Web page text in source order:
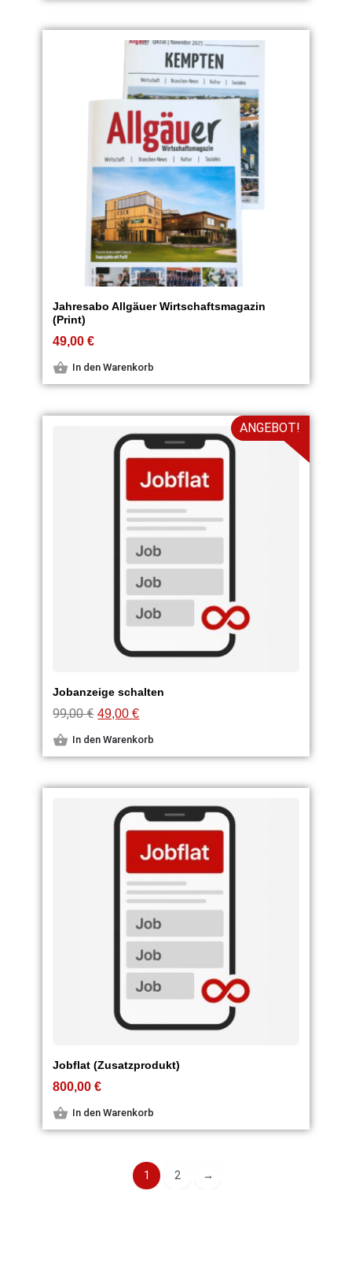
Jahresabo Allgäuer Wirtschaftsmagazin
(Print)
49,00€
In den Warenkorb
ANGEBOT!
Jobanzeige schalten
99,00€ 49,00€
In den Warenkorb
Jobflat (Zusatzprodukt)
800,00€
In den Warenkorb
1 2 →